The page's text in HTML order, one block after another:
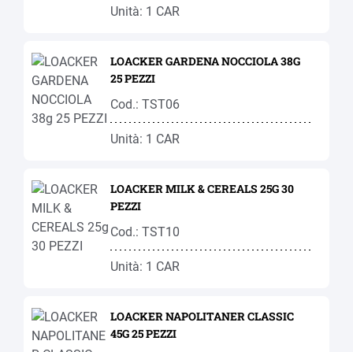
Unità: 1 CAR
LOACKER GARDENA NOCCIOLA 38G
25 PEZZI
Cod.: TST06
Unità: 1 CAR
LOACKER MILK & CEREALS 25G 30
PEZZI
Cod.: TST10
Unità: 1 CAR
LOACKER NAPOLITANER CLASSIC
45G 25 PEZZI